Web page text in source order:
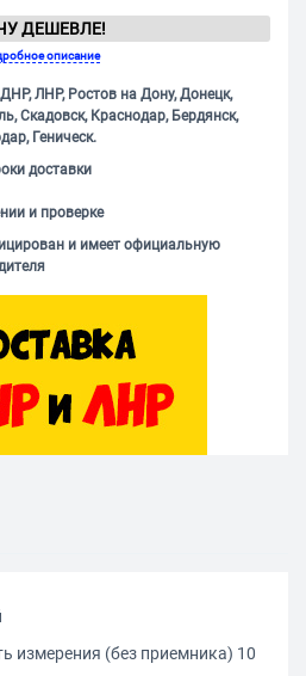
ДЕШЕВЛЕ!
описание
ЛНР, Ростов на Дону, Донецк,
Скадовск, Краснодар, Бердянск,
Геническ.
доставки
и проверке
и имеет официальную
измерения (без приемника) 10